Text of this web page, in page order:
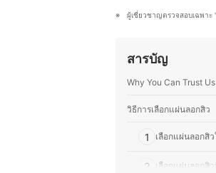
ข้อมูลที่ซั
ผู้เชี่ยวชาญตรวจสอบเฉพาะ
สารบัญ
Why You Can Trust Us
วิธีการเลือกแผ่นลอกสิว
1 เลือกแผ่นลอกสิ
2 เลือกแผ่นลอกสิ